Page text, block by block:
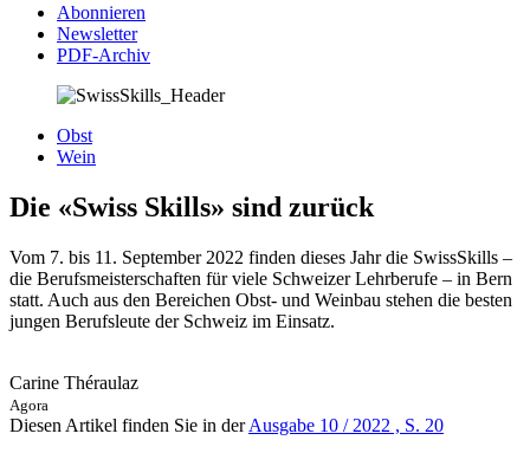
Abonnieren
Newsletter
PDF-Archiv
Obst
Wein
Die «Swiss Skills» sind zurück
Vom 7. bis 11. September 2022 finden dieses Jahr die SwissSkills –
die Berufsmeisterschaften für viele Schweizer Lehrberufe – in Bern
statt. Auch aus den Bereichen Obst- und Weinbau stehen die besten
jungen Berufsleute der Schweiz im Einsatz.
Carine Théraulaz
Agora
Diesen Artikel finden Sie in derAusgabe 10 / 2022 , S. 20